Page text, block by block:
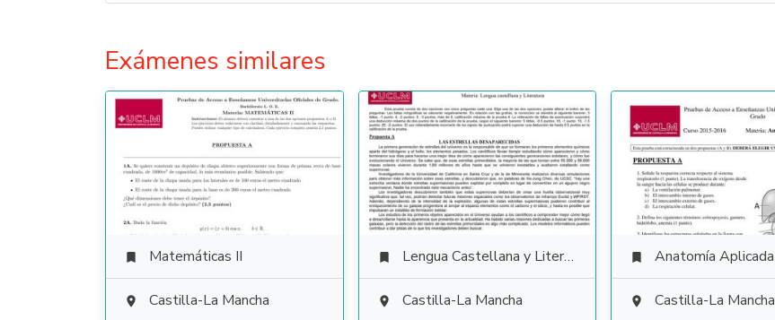
Exámenes similares
 Matemáticas II
 Castilla-La Mancha
 Lengua Castellana y Literatura
 Castilla-La Mancha
 Anatomía Aplicada
 Castilla-La Mancha